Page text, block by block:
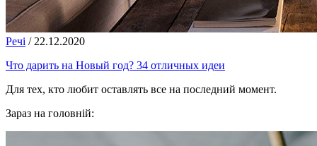
Речі / 22.12.2020
Что дарить на Новый год? 34 отличных идеи
Для тех, кто любит оставлять все на последний момент.
Зараз на головній: